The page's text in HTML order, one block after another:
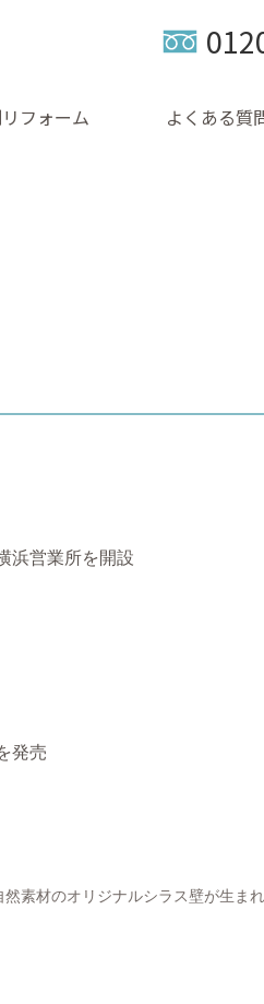
フォーム よくある質
浜営業所を開設
発売
素材のオリジナルシラス壁が生ま